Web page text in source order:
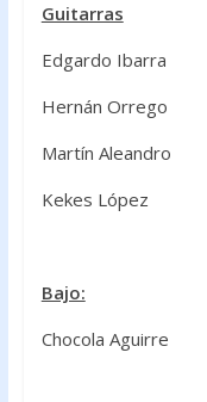
Guitarras
Edgardo Ibarra
Hernán Orrego
Martín Aleandro
Kekes López
Bajo:
Chocola Aguirre